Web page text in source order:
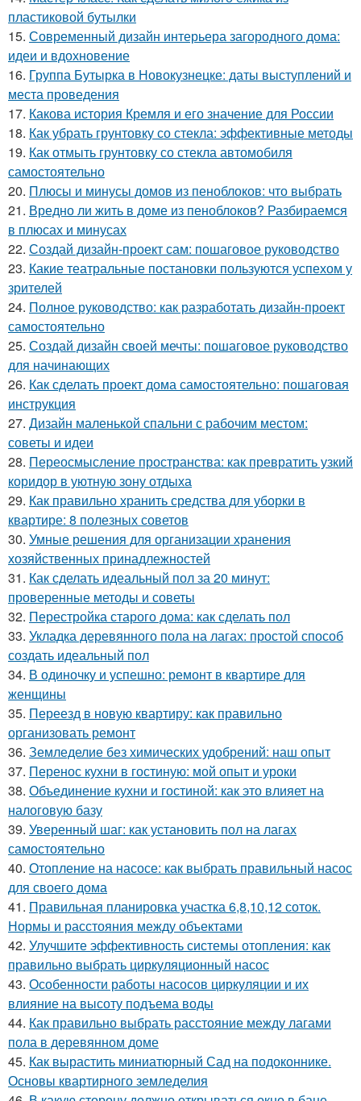
пластиковой бутылки
15. Современный дизайн интерьера загородного дома:
идеи и вдохновение
16. Группа Бутырка в Новокузнецке: даты выступлений и
места проведения
17. Какова история Кремля и его значение для России
18. Как убрать грунтовку со стекла: эффективные методы
19. Как отмыть грунтовку со стекла автомобиля
самостоятельно
20. Плюсы и минусы домов из пеноблоков: что выбрать
21. Вредно ли жить в доме из пеноблоков? Разбираемся
в плюсах и минусах
22. Создай дизайн-проект сам: пошаговое руководство
23. Какие театральные постановки пользуются успехом у
зрителей
24. Полное руководство: как разработать дизайн-проект
самостоятельно
25. Создай дизайн своей мечты: пошаговое руководство
для начинающих
26. Как сделать проект дома самостоятельно: пошаговая
инструкция
27. Дизайн маленькой спальни с рабочим местом:
советы и идеи
28. Переосмысление пространства: как превратить узкий
коридор в уютную зону отдыха
29. Как правильно хранить средства для уборки в
квартире: 8 полезных советов
30. Умные решения для организации хранения
хозяйственных принадлежностей
31. Как сделать идеальный пол за 20 минут:
проверенные методы и советы
32. Перестройка старого дома: как сделать пол
33. Укладка деревянного пола на лагах: простой способ
создать идеальный пол
34. В одиночку и успешно: ремонт в квартире для
женщины
35. Переезд в новую квартиру: как правильно
организовать ремонт
36. Земледелие без химических удобрений: наш опыт
37. Перенос кухни в гостиную: мой опыт и уроки
38. Объединение кухни и гостиной: как это влияет на
налоговую базу
39. Уверенный шаг: как установить пол на лагах
самостоятельно
40. Отопление на насосе: как выбрать правильный насос
для своего дома
41. Правильная планировка участка 6,8,10,12 соток.
Нормы и расстояния между объектами
42. Улучшите эффективность системы отопления: как
правильно выбрать циркуляционный насос
43. Особенности работы насосов циркуляции и их
влияние на высоту подъема воды
44. Как правильно выбрать расстояние между лагами
пола в деревянном доме
45. Как вырастить миниатюрный Сад на подоконнике.
Основы квартирного земледелия